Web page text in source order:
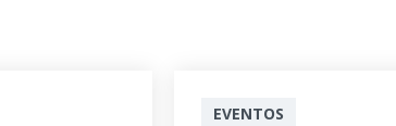
EVENTOS